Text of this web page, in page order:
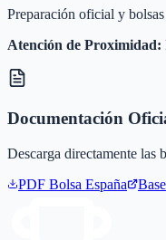
Preparación oficial y
Atención de Proximidad:
Documentación
Descarga directamente las
PDF Bolsa España